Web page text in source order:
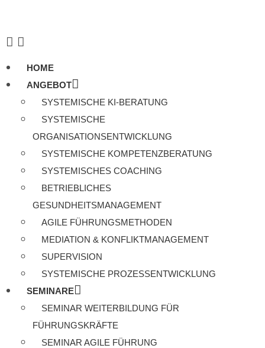
HOME
ANGEBOT
SYSTEMISCHE KI-BERATUNG
SYSTEMISCHE
ORGANISATIONSENTWICKLUNG
SYSTEMISCHE KOMPETENZBERATUNG
SYSTEMISCHES COACHING
BETRIEBLICHES
GESUNDHEITSMANAGEMENT
AGILE FÜHRUNGSMETHODEN
MEDIATION & KONFLIKTMANAGEMENT
SUPERVISION
SYSTEMISCHE PROZESSENTWICKLUNG
SEMINARE
SEMINAR WEITERBILDUNG FÜR
FÜHRUNGSKRÄFTE
SEMINAR AGILE FÜHRUNG